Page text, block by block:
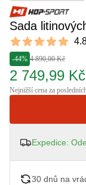
Sada
Reviews
4.85 out of 5 stars
-44% 4 890,00 Kč
2 749,99 Kč
Nejnižší cena za
Expedice:
30 dnů na